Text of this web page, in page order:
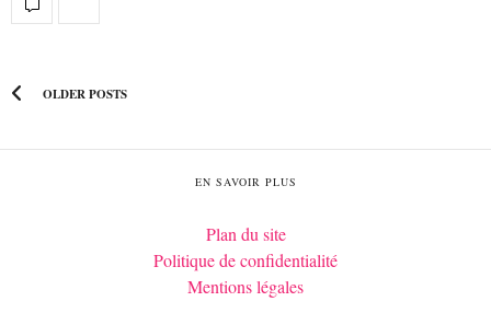
OLDER POSTS
EN SAVOIR PLUS
Plan du site
Politique de confidentialité
Mentions légales